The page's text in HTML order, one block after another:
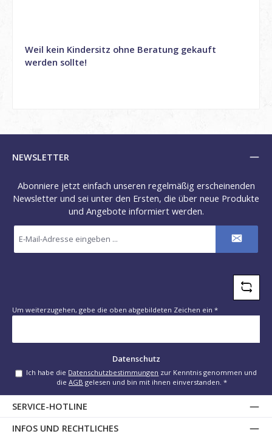
Weil kein Kindersitz ohne Beratung gekauft
werden sollte!
NEWSLETTER
Abonniere jetzt einfach unseren regelmäßig erscheinenden
Newsletter und sei unter den Ersten, die über neue Produkte
und Angebote informiert werden.
E-
Mail-
Um weiterzugehen, gebe die oben abgebildeten Zeichen ein *
Datenschutz
Ich habe die Datenschutzbestimmungen zur Kenntnis genommen und
dieAGB gelesen und bin mit ihnen einverstanden.*
SERVICE-HOTLINE
INFOS UND RECHTLICHES